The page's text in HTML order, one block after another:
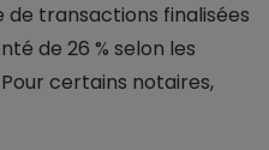
de transactions finalisées
de 26 % selon les
Pour certains notaires,